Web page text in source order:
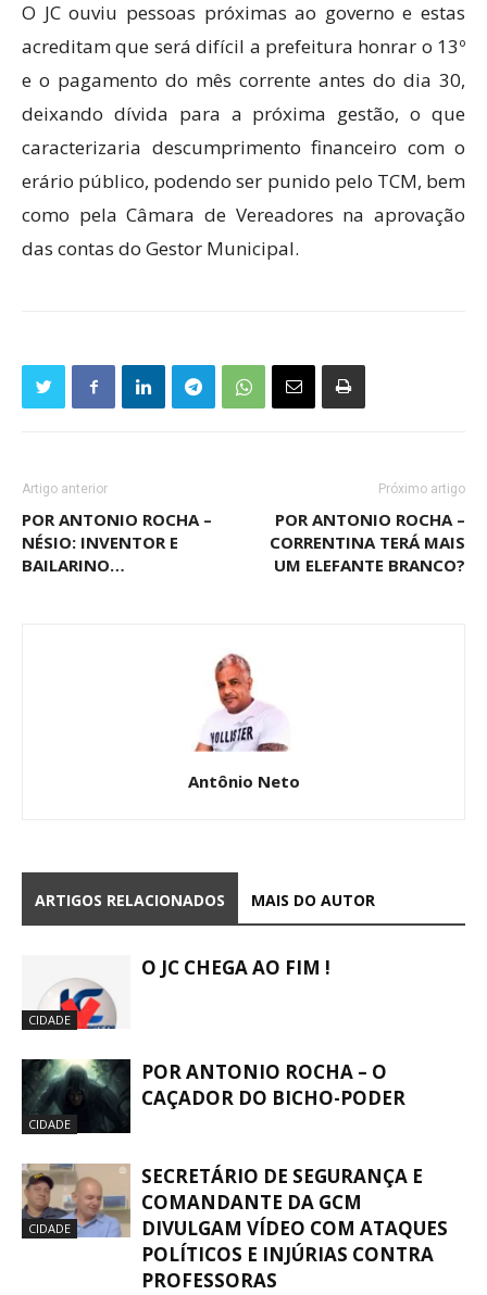
O JC ouviu pessoas próximas ao governo e estas
acreditam que será difícil a prefeitura honrar o 13º
e o pagamento do mês corrente antes do dia 30,
deixando dívida para a próxima gestão, o que
caracterizaria descumprimento financeiro com o
erário público, podendo ser punido pelo TCM, bem
como pela Câmara de Vereadores na aprovação
das contas do Gestor Municipal.
Artigo anterior
POR ANTONIO ROCHA –
NÉSIO: INVENTOR E
BAILARINO…
Próximo artigo
POR ANTONIO ROCHA –
CORRENTINA TERÁ MAIS
UM ELEFANTE BRANCO?
Antônio Neto
ARTIGOS RELACIONADOS MAIS DO AUTOR
CIDADE
O JC CHEGA AO FIM !
CIDADE
POR ANTONIO ROCHA – O
CAÇADOR DO BICHO-PODER
CIDADE
SECRETÁRIO DE SEGURANÇA E
COMANDANTE DA GCM
DIVULGAM VÍDEO COM ATAQUES
POLÍTICOS E INJÚRIAS CONTRA
PROFESSORAS